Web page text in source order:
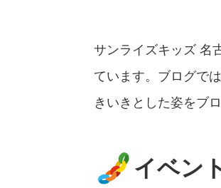
サンライズキッズ 名
ています。ブログで
きいきとした姿をブ
イベン